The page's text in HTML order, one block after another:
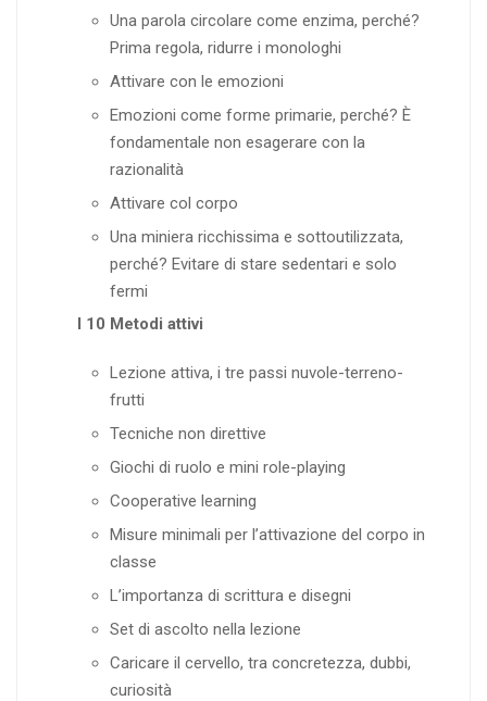
Una parola circolare come enzima, perché?
Prima regola, ridurre i monologhi
Attivare con le emozioni
Emozioni come forme primarie, perché? È
fondamentale non esagerare con la
razionalità
Attivare col corpo
Una miniera ricchissima e sottoutilizzata,
perché? Evitare di stare sedentari e solo
fermi
I 10 Metodi attivi
Lezione attiva, i tre passi nuvole-terreno-
frutti
Tecniche non direttive
Giochi di ruolo e mini role-playing
Cooperative learning
Misure minimali per l’attivazione del corpo in
classe
L’importanza di scrittura e disegni
Set di ascolto nella lezione
Caricare il cervello, tra concretezza, dubbi,
curiosità